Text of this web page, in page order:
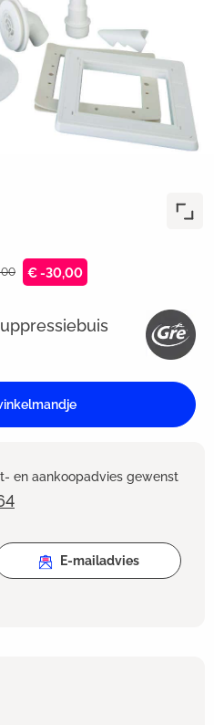
€ -30,00
en aankoopadvies gewenst
E-mailadvies